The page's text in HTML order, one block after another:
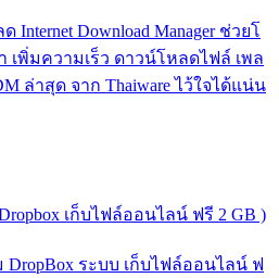
Download Manager ช่วยโ
เพิ่มความเร็ว ดาวน์โหลดไฟล์ เพล
ล่าสุด จาก Thaiware ไว้ใจได้แน่น
เก็บไฟล์ออนไลน์ ฟรี 2 GB )
ระบบ เก็บไฟล์ออนไลน์ ฟ